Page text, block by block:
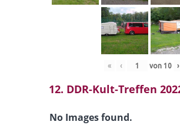
« ‹ von 10 ›
12. DDR-Kult-Treffen
No Images found.